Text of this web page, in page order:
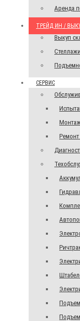
Аренда
ТРЕЙД ИН /
Выкуп
СЕРВИС
Ремонт